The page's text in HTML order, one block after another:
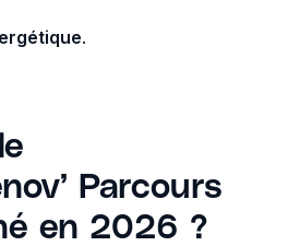
.
Parcours
en 2026 ?